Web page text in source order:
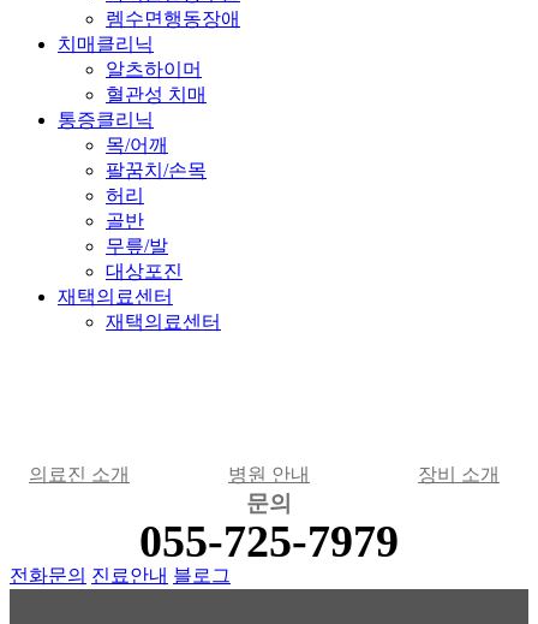
렘수면행동장애
치매클리닉
알츠하이머
혈관성 치매
통증클리닉
목/어깨
팔꿈치/손목
허리
골반
무릎/발
대상포진
재택의료센터
재택의료센터
의료진 소개 병원 안내 장비 소개
문의
055-725-7979
전화문의 진료안내 블로그